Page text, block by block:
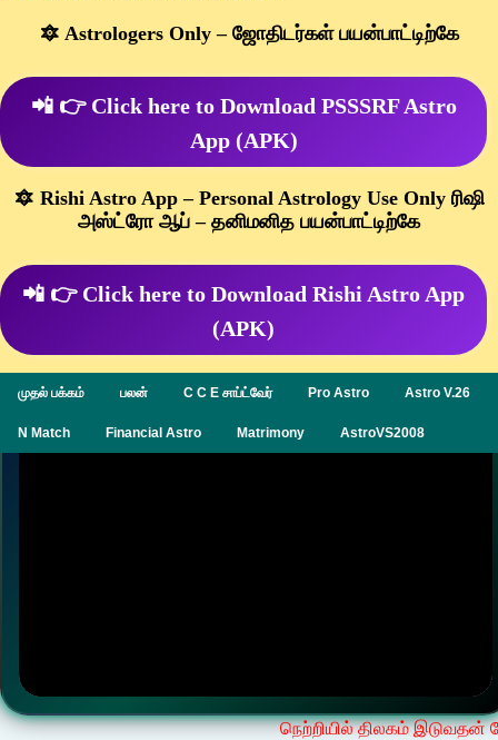
🔯 Astrologers Only – ஜோதிடர்கள் பயன்பாட்டிற்கே
📲 👉 Click here to Download PSSSRF Astro
App (APK)
🔯 Rishi Astro App – Personal Astrology Use Only ரிஷி
அஸ்ட்ரோ ஆப் – தனிமனித பயன்பாட்டிற்கே
📲 👉 Click here to Download Rishi Astro App
(APK)
முதல் பக்கம் பலன் C C E சாப்ட்வேர் Pro Astro Astro V.26
N Match Financial Astro Matrimony AstroVS2008
நெற்றியில் திலகம்